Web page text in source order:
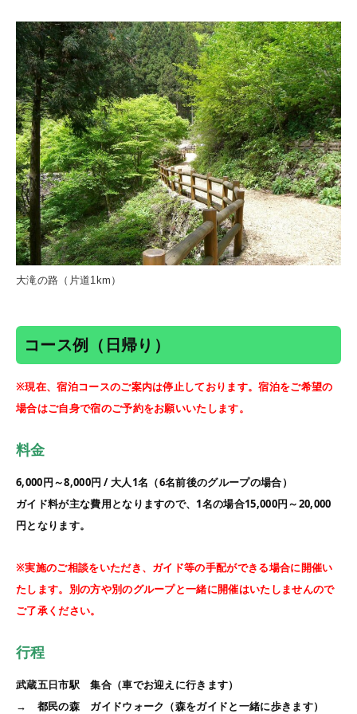
大滝の路（片道1km）
コース例（日帰り）
※現在、宿泊コースのご案内は停止しております。宿泊をご希望の
場合はご自身で宿のご予約をお願いいたします。
料金
6,000円～8,000円 / 大人1名（6名前後のグループの場合）
ガイド料が主な費用となりますので、1名の場合15,000円～20,000
円となります。
※実施のご相談をいただき、ガイド等の手配ができる場合に開催い
たします。別の方や別のグループと一緒に開催はいたしませんので
ご了承ください。
行程
武蔵五日市駅 集合（車でお迎えに行きます）
→ 都民の森 ガイドウォーク（森をガイドと一緒に歩きます）